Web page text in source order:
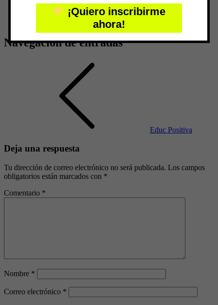
Educ Positiva
Navegación de entradas
Educ Positiva
Deja una respuesta
Tu dirección de correo electrónico no será publicada. Los campos
obligatorios están marcados con *
Comentario *
Nombre *
Correo electrónico *
¡Quiero inscribirme
ahora!